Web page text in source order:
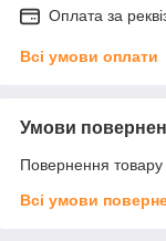
Оплата за
Всі умови оплати
Умови
Повернення
Всі умови